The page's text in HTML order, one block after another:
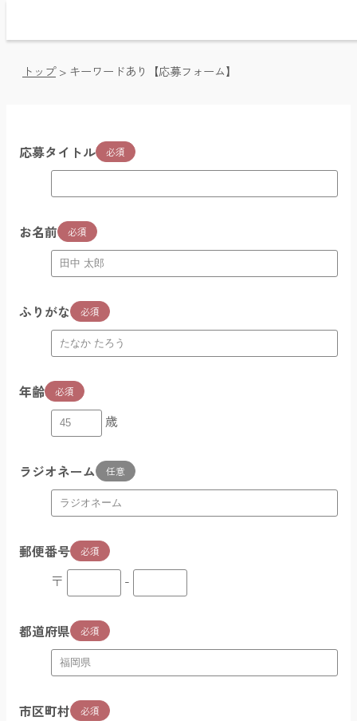
Time Table / 番組表
Message / メッセージ・リクエスト
Videos / 動画アーカイブ
Facebook / フェイスブック
トップ> キーワードあり【応募フォーム】
応募タイトル 必須
お名前 必須
ふりがな 必須
年齢 必須
歳
ラジオネーム 任意
郵便番号 必須
〒 -
都道府県 必須
市区町村 必須